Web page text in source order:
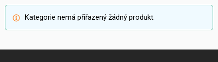
Kategorie nemá přiřazený žádný produkt.